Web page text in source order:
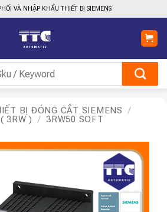
VÀ NHẬP KHẨU THIẾT BỊ SIEMENS
BỊ ĐÓNG CẮT SIEMENS
/
3RW )
/ 3RW50 SOFT